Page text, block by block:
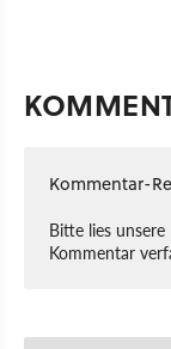
Kommentar-
Bitte lies unsere
Kommentar